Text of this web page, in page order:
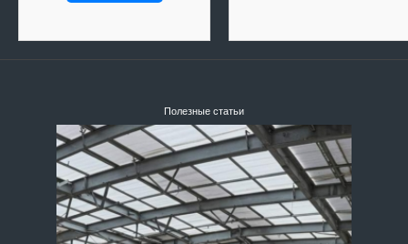
Полезные статьи